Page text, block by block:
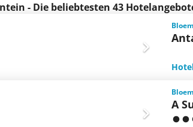
- Die beliebtesten 43
A